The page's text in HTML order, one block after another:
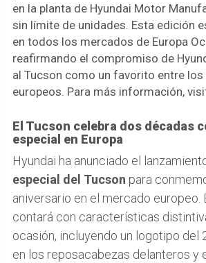
en la planta de Hyundai Motor
sin límite de unidades. Esta edición
en todos los mercados de Europa
reafirmando el compromiso de
al Tucson como un favorito entre
europeos. Para más información,
El Tucson celebra dos décadas
especial en Europa
Hyundai ha anunciado el
especial del Tucson para
aniversario en el mercado europeo.
contará con características
ocasión, incluyendo un logotipo del
en los reposacabezas delanteros y